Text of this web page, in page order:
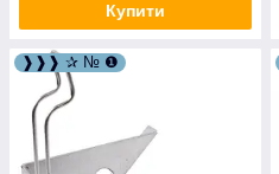
Купити
❱❱❱ ✰ № ❶